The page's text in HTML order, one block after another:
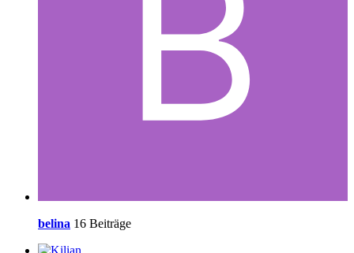
belina 16 Beiträge